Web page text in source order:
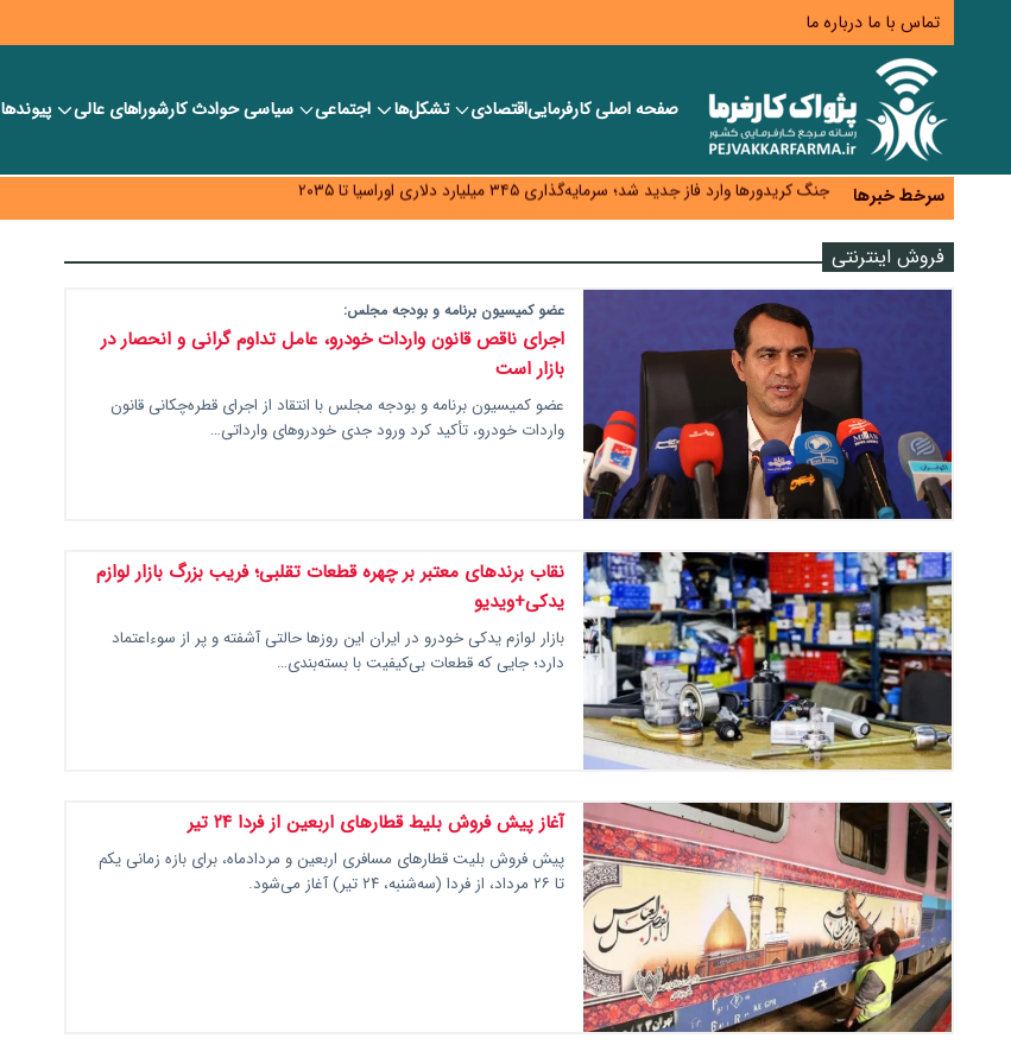
تماس با ما درباره ما
صفحه اصلیکارفرماییاقتصادی تشکل‌ها اجتماعی سیاسیحوادث کارشورا‎های عالی پیوندها
سرخط خبرها
زائران اربعین نگران ارز باقی‌مانده نباشند؛ خرید دینار در بانک‌ها و صرافی‌ها
جنگ کریدورها وارد فاز جدید شد؛ سرمایه‌گذاری ۳۴۵ میلیارد دلاری اوراسیا تا ۲۰۳۵
پارادوکس اینترنت در ایران؛ مصرف‌کننده بیشتر می‌پردازد، شبکه کمتر توسعه می‌یابد
تأمین سرمایه در گردش بدون خلق نقدینگی؛ نقش جدید سیاست‌های مالیاتی در حمایت از تولیدفروش اینترنتی
عضو کمیسیون برنامه و بودجه مجلس:
اجرای ناقص قانون واردات خودرو، عامل تداوم گرانی و انحصار در
بازار است
عضو کمیسیون برنامه و بودجه مجلس با انتقاد از اجرای قطره‌چکانی قانون
واردات خودرو، تأکید کرد ورود جدی خودروهای وارداتی…
نقاب برندهای معتبر بر چهره قطعات تقلبی؛ فریب بزرگ بازار لوازم
یدکی+ویدیو
بازار لوازم یدکی خودرو در ایران این روزها حالتی آشفته و پر از سوء‌اعتماد
دارد؛ جایی که قطعات بی‌کیفیت با بسته‌بندی…
آغاز پیش فروش بلیط قطارهای اربعین از فردا ۲۴ تیر
پیش فروش بلیت قطارهای مسافری اربعین و مردادماه، برای بازه زمانی یکم
تا ۲۶ مرداد، از فردا (سه‌شنبه، ۲۴ تیر) آغاز می‌شود.